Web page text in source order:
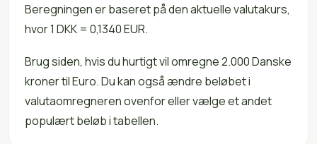
Beregningen er baseret på den aktuelle valutakurs,
hvor 1 DKK = 0,1340 EUR.
Brug siden, hvis du hurtigt vil omregne 2.000 Danske
kroner til Euro. Du kan også ændre beløbet i
valutaomregneren ovenfor eller vælge et andet
populært beløb i tabellen.